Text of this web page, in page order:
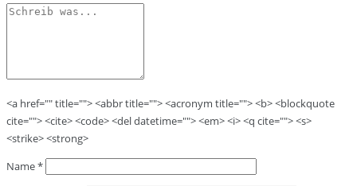
<a href="" title=""> <abbr title=""> <acronym title=""> <b> <blockquote
cite=""> <cite> <code> <del datetime=""> <em> <i> <q cite=""> <s>
<strike> <strong>
Name*